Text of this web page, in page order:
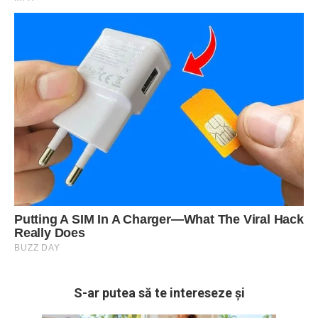
S-ar putea să te intereseze și